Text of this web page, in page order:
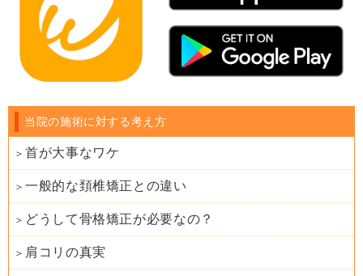
当院の施術に対する考え方
首が大事なワケ
一般的な頚椎矯正との違い
どうして骨格矯正が必要なの？
肩コリの真実